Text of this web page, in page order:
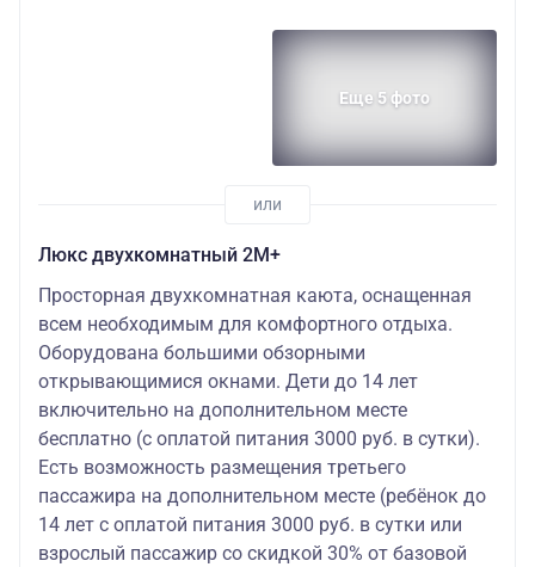
Еще 5 фото
Люкс двухкомнатный 2М+
Просторная двухкомнатная каюта, оснащенная
всем необходимым для комфортного отдыха.
Оборудована большими обзорными
открывающимися окнами. Дети до 14 лет
включительно на дополнительном месте
бесплатно (с оплатой питания 3000 руб. в сутки).
Есть возможность размещения третьего
пассажира на дополнительном месте (ребёнок до
14 лет с оплатой питания 3000 руб. в сутки или
взрослый пассажир со скидкой 30% от базовой